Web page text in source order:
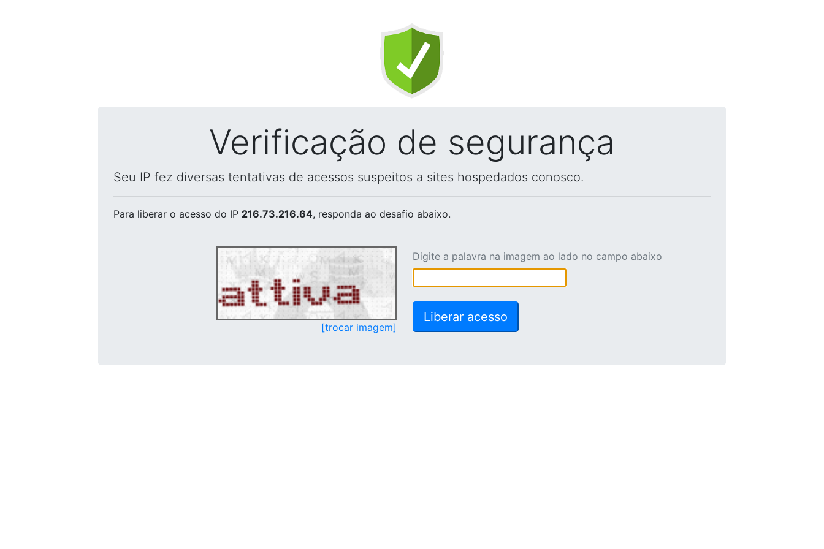
Verificação de segurança
Seu IP fez diversas tentativas de acessos suspeitos a sites hospedados conosco.
Para liberar o acesso do IP 216.73.216.64, responda ao desafio abaixo.
[trocar imagem]
Digite a palavra na imagem ao lado no campo abaixo